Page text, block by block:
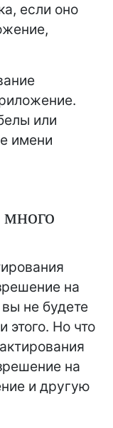
если оно
или
имени
на
не будете
Но что
на
и другую